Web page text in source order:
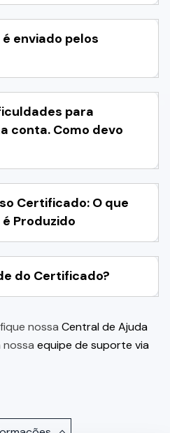
enviado pelos
para
conta. Como devo
Certificado: O que
Produzido
do Certificado?
nossa Central de Ajuda
equipe de suporte via